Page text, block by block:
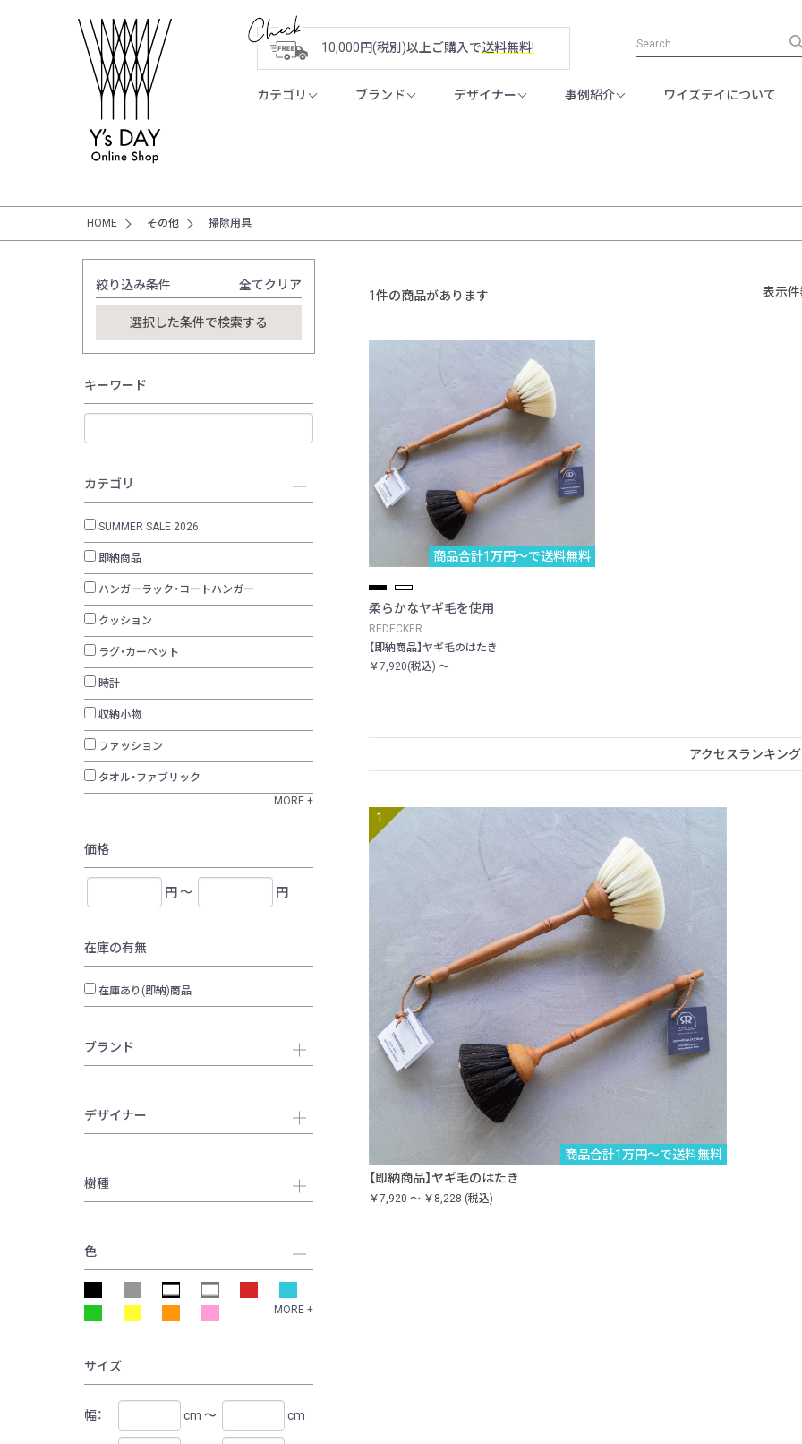
10,000円(税別)以上ご購入で送料無料!
カテゴリ ブランド デザイナー 事例紹介 ワイズデイについて
HOME その他 掃除用具
絞り込み条件 全てクリア
キーワード
カテゴリ
SUMMER SALE 2026
即納商品
ハンガーラック・コートハンガー
クッション
ラグ・カーペット
時計
収納小物
ファッション
タオル・ファブリック
MORE +
価格
円 ～ 円
在庫の有無
在庫あり(即納)商品
ブランド
デザイナー
樹種
色
MORE +
サイズ
幅： cm ～ cm
1件の商品があります 表示件
商品合計1万円〜で送料無料
柔らかなヤギ毛を使用
REDECKER
【即納商品】ヤギ毛のはたき
￥7,920(税込) ～
アクセスランキング
商品合計1万円〜で送料無料
【即納商品】ヤギ毛のはたき
￥7,920 ～ ￥8,228 (税込)